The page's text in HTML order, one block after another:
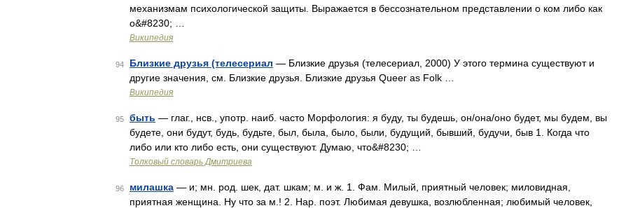
механизмам психологической защиты. Выражается в бессознательном представлении о ком либо как
о&#8230; …
Википедия
94 Близкие друзья (телесериал — Близкие друзья (телесериал, 2000) У этого термина существуют и
другие значения, см. Близкие друзья. Близкие друзья Queer as Folk …
Википедия
95 быть — глаг., нсв., употр. наиб. часто Морфология: я буду, ты будешь, он/она/оно будет, мы будем, вы
будете, они будут, будь, будьте, был, была, было, были, будущий, бывший, будучи, быв 1. Когда что
либо или кто либо есть, они существуют. Думаю, что&#8230; …
Толковый словарь Дмитриева
96 милашка — и; мн. род. шек, дат. шкам; м. и ж. 1. Фам. Милый, приятный человек; миловидная,
приятная женщина. Ну что за м.! 2. Нар. поэт. Любимая девушка, возлюбленная; любимый человек,